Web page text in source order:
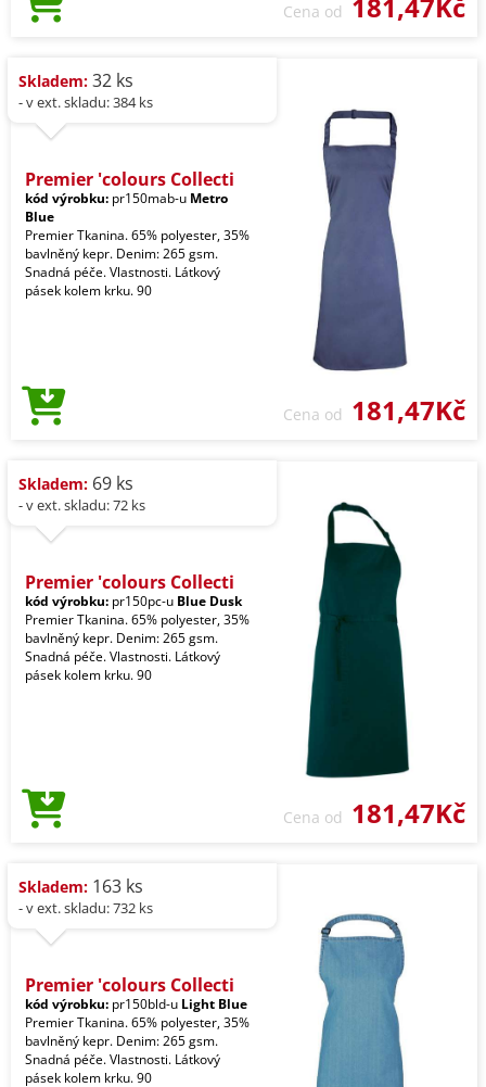
Cena od
Skladem: 32 ks
- v ext. skladu: 384 ks
Premier 'colours Collecti
kód výrobku: pr150mab-u Metro
Blue
Premier Tkanina. 65% polyester, 35%
bavlněný kepr. Denim: 265 gsm.
Snadná péče. Vlastnosti. Látkový
pásek kolem krku. 90
Cena od 181,47Kč
Skladem: 69 ks
- v ext. skladu: 72 ks
Premier 'colours Collecti
kód výrobku: pr150pc-u Blue Dusk
Premier Tkanina. 65% polyester, 35%
bavlněný kepr. Denim: 265 gsm.
Snadná péče. Vlastnosti. Látkový
pásek kolem krku. 90
Cena od 181,47Kč
Skladem: 163 ks
- v ext. skladu: 732 ks
Premier 'colours Collecti
kód výrobku: pr150bld-u Light Blue
Premier Tkanina. 65% polyester, 35%
bavlněný kepr. Denim: 265 gsm.
Snadná péče. Vlastnosti. Látkový
pásek kolem krku. 90